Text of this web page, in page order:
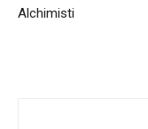
Alchimisti